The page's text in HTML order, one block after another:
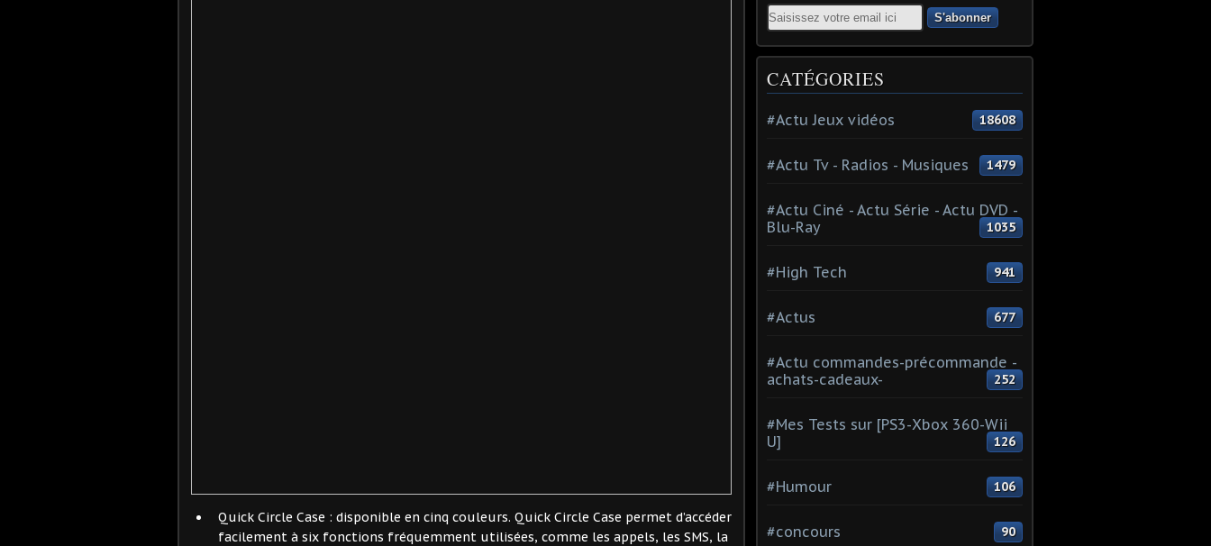
Quick Circle Case : disponible en cinq couleurs. Quick Circle Case permet d’accéder
facilement à six fonctions fréquemment utilisées, comme les appels, les SMS, la
Email
CATÉGORIES
#Actu Jeux vidéos 18608
#Actu Tv - Radios - Musiques 1479
#Actu Ciné - Actu Série - Actu DVD -
Blu-Ray
1035
#High Tech 941
#Actus 677
#Actu commandes-précommande -
achats-cadeaux-
252
#Mes Tests sur [PS3-Xbox 360-Wii
U]
126
#Humour 106
#concours 90